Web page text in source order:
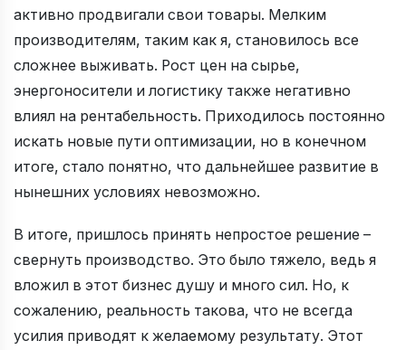
активно продвигали свои товары. Мелким
производителям, таким как я, становилось все
сложнее выживать. Рост цен на сырье,
энергоносители и логистику также негативно
влиял на рентабельность. Приходилось постоянно
искать новые пути оптимизации, но в конечном
итоге, стало понятно, что дальнейшее развитие в
нынешних условиях невозможно.
В итоге, пришлось принять непростое решение –
свернуть производство. Это было тяжело, ведь я
вложил в этот бизнес душу и много сил. Но, к
сожалению, реальность такова, что не всегда
усилия приводят к желаемому результату. Этот